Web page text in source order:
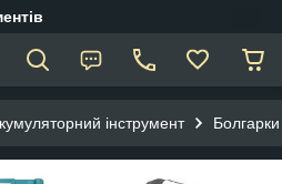
інструмент